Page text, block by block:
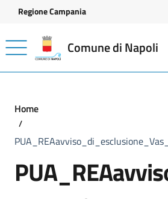
Vai ai contenuti
Vai al footer
Regione Campania
Comune di Napoli
Home